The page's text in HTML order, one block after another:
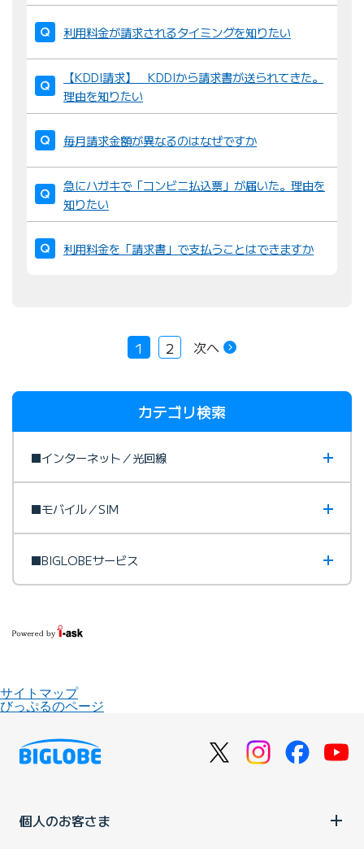
利用料金が請求されるタイミングを知りたい
【KDDI請求】 KDDIから請求書が送られてきた。
理由を知りたい
毎月請求金額が異なるのはなぜですか
急にハガキで「コンビニ払込票」が届いた。理由を
知りたい
利用料金を「請求書」で支払うことはできますか
1 2 次へ
カテゴリ検索
■インターネット／光回線
■モバイル／SIM
■BIGLOBEサービス
サイトマップ
びっぷるのページ
個人のお客さま